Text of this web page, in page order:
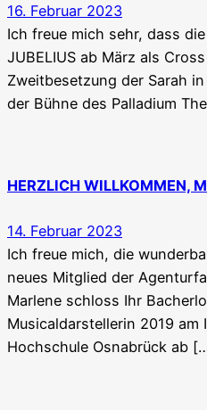
16. Februar 2023
Ich freue mich sehr, dass
JUBELIUS ab März als
Zweitbesetzung der Sarah in
der Bühne des Palladium
HERZLICH WILLKOMMEN,
14. Februar 2023
Ich freue mich, die
neues Mitglied der
Marlene schloss Ihr
Musicaldarstellerin 2019
Hochschule Osnabrück ab